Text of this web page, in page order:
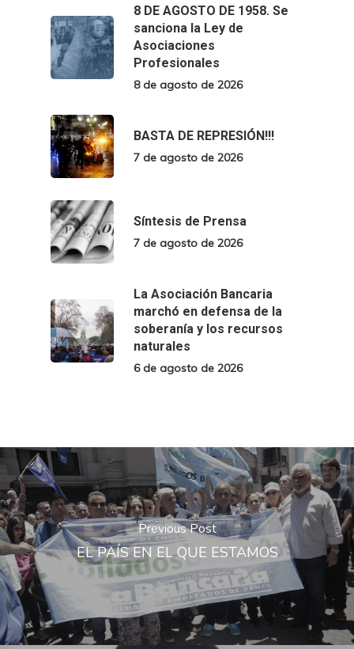
8 DE AGOSTO DE 1958. Se
sanciona la Ley de
Asociaciones
Profesionales
8 de agosto de 2026
BASTA DE REPRESIÓN!!!
7 de agosto de 2026
Síntesis de Prensa
7 de agosto de 2026
La Asociación Bancaria
marchó en defensa de la
soberanía y los recursos
naturales
6 de agosto de 2026
Previous Post
EL PAÍS EN EL QUE ESTAMOS